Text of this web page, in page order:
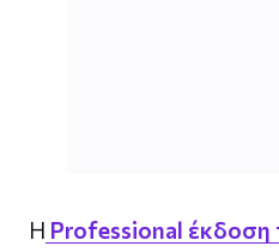
H Professional έκδοση